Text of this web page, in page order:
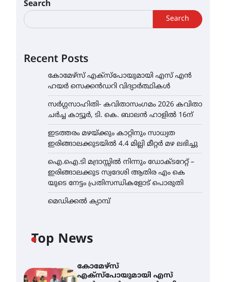
Search
Search
Recent Posts
കോമേഴ്സ് എക്സ്പോയുമായി എസ് എൻ
ഹയർ സെക്കൻഡറി വിദ്യാർത്ഥികൾ
സർഗ്ഗസാഹിതി- കവിതാസംഗമം 2026 കവിതാ
ചർച്ച കാട്ടൂർ, ടി. കെ. ബാലൻ ഹാളിൽ 16ന്
ഇടത്തരം മഴയ്ക്കും കാറ്റിനും സാധ്യത
ഇരിങ്ങാലക്കുടയിൽ 4.4 മില്ലി മീറ്റർ മഴ ലഭിച്ചു
ഐ.ഐ.ടി മദ്രാസ്സിൽ നിന്നും ഡോക്ടറേറ്റ് –
ഇരിങ്ങാലക്കുട സ്വദേശി ആതിര എം കെ
യുടെ നേട്ടം പ്രതിസന്ധികളോട് പൊരുതി
മെഡിക്കൽ ക്യാമ്പ്
Top News
കോമേഴ്സ്
എക്സ്പോയുമായി എസ്